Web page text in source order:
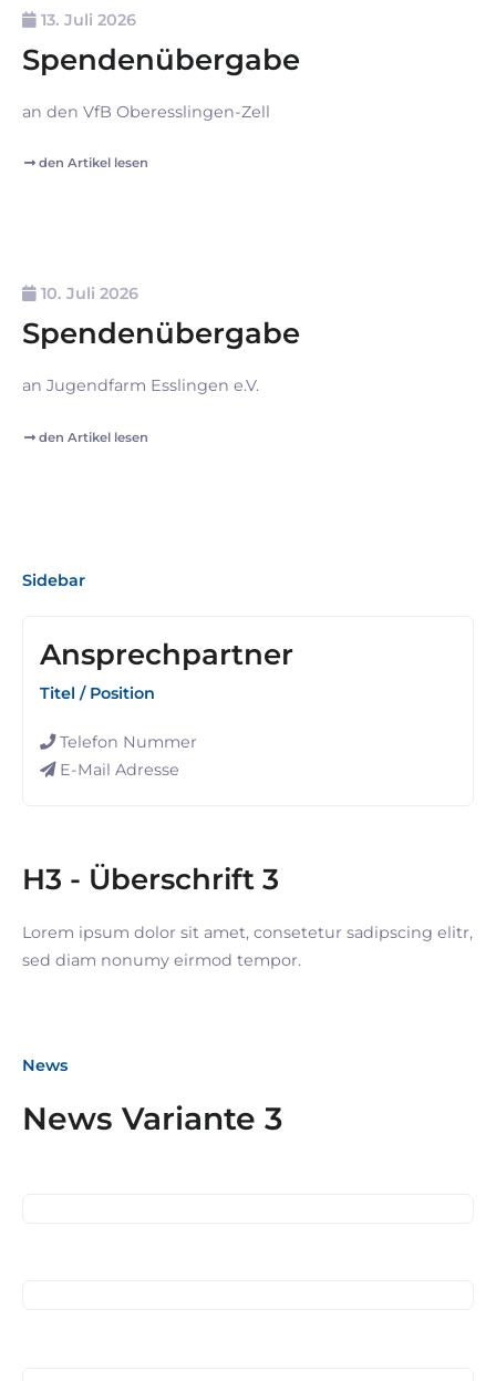
13. Juli 2026
Spendenübergabe
an den VfB Oberesslingen-Zell
den Artikel lesen
10. Juli 2026
Spendenübergabe
an Jugendfarm Esslingen e.V.
den Artikel lesen
Sidebar
Ansprechpartner
Titel / Position
Telefon Nummer
E-Mail Adresse
H3 - Überschrift 3
Lorem ipsum dolor sit amet, consetetur sadipscing elitr,
sed diam nonumy eirmod tempor.
News
News Variante 3
04. Dezember 2025